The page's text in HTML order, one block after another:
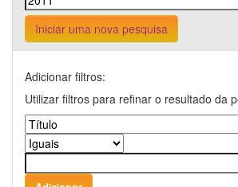
Iniciar uma nova pesquisa
Adicionar filtros:
Utilizar filtros para refinar o resultado da